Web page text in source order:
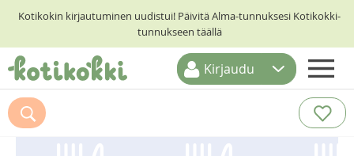
Kotikokin kirjautuminen uudistui! Päivitä Alma-tunnuksesi Kotikokki-
tunnukseen täällä
ETUSIVU
RESEPTIHAKU
Kirjaudu
Suosittelemme myös